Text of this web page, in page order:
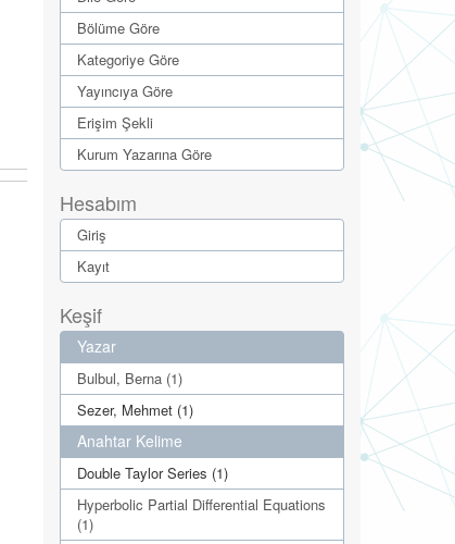
Bölüme Göre
Kategoriye Göre
Yayıncıya Göre
Erişim Şekli
Kurum Yazarına Göre
Hesabım
Giriş
Kayıt
Keşif
Yazar
Bulbul, Berna (1)
Sezer, Mehmet (1)
Anahtar Kelime
Double Taylor Series (1)
Hyperbolic Partial Differential Equations
(1)